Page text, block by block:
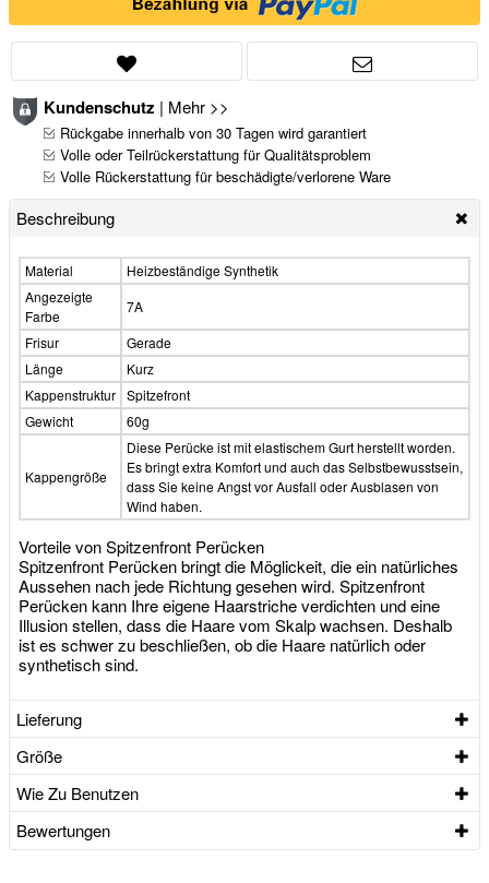
Kundenschutz | Mehr >>
Rückgabe innerhalb von 30 Tagen wird garantiert
Volle oder Teilrückerstattung für Qualitätsproblem
Volle Rückerstattung für beschädigte/verlorene Ware
Beschreibung
Material
Heizbeständige Synthetik
Angezeigte
Farbe
7A
Frisur
Gerade
Länge
Kurz
Kappenstruktur Spitzefront
Gewicht
60g
Kappengröße
Diese Perücke ist mit elastischem Gurt herstellt worden.
Es bringt extra Komfort und auch das Selbstbewusstsein,
dass Sie keine Angst vor Ausfall oder Ausblasen von
Wind haben.
Vorteile von Spitzenfront Perücken
Spitzenfront Perücken bringt die Möglickeit, die ein natürliches
Aussehen nach jede Richtung gesehen wird. Spitzenfront
Perücken kann Ihre eigene Haarstriche verdichten und eine
Illusion stellen, dass die Haare vom Skalp wachsen. Deshalb
ist es schwer zu beschließen, ob die Haare natürlich oder
synthetisch sind.
Lieferung
Größe
Wie Zu Benutzen
Bewertungen